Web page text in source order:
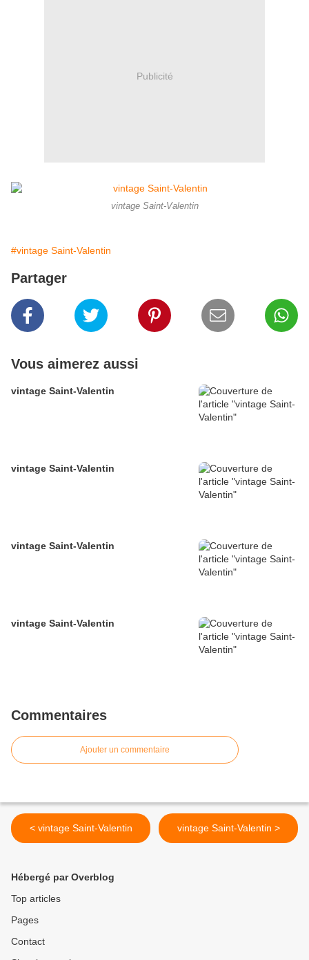
Publicité
vintage Saint-Valentin
#vintage Saint-Valentin
Partager
Vous aimerez aussi
vintage Saint-Valentin
vintage Saint-Valentin
vintage Saint-Valentin
vintage Saint-Valentin
Commentaires
Ajouter un commentaire
< vintage Saint-Valentin vintage Saint-Valentin >
Hébergé par Overblog
Top articles
Pages
Contact